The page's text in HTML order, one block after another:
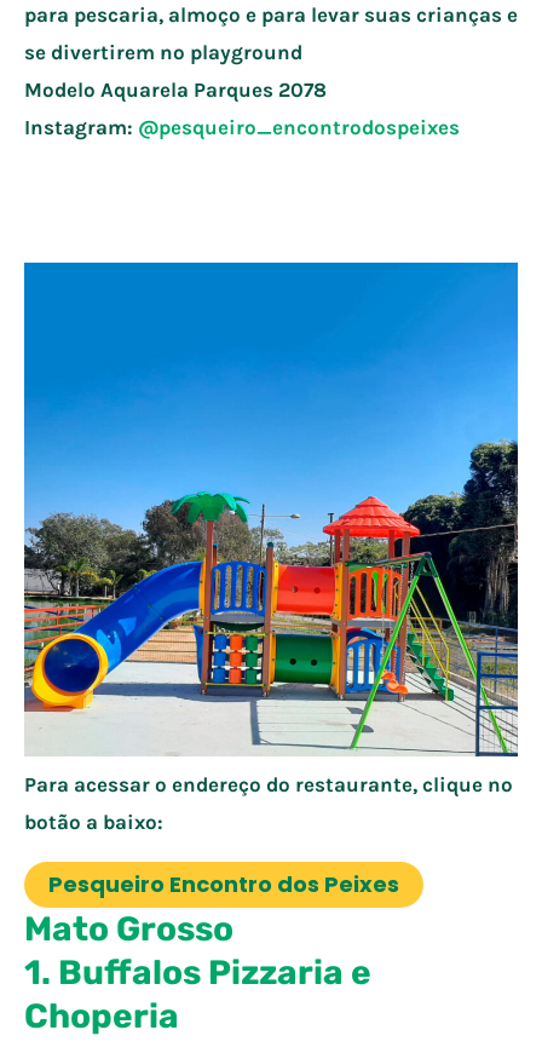
para pescaria, almoço e para levar suas crianças e
se divertirem no playground
Modelo Aquarela Parques 2078
Instagram: @pesqueiro_encontrodospeixes
Para acessar o endereço do restaurante, clique no
botão a baixo:
Pesqueiro Encontro dos Peixes
Mato Grosso
1. Buffalos Pizzaria e
Choperia